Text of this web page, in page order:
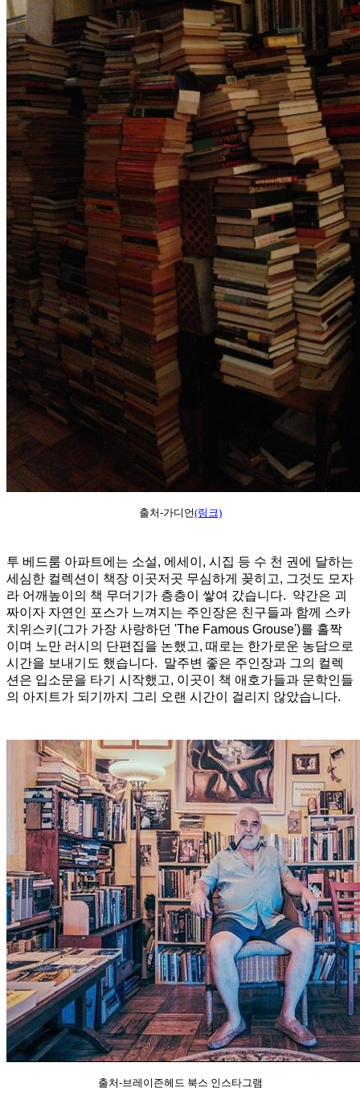
출처-가디언(링크)
투 베드룸 아파트에는 소설, 에세이, 시집 등 수 천 권에 달하는
세심한 컬렉션이 책장 이곳저곳 무심하게 꽂히고, 그것도 모자
라 어깨높이의 책 무더기가 층층이 쌓여 갔습니다. 약간은 괴
짜이자 자연인 포스가 느껴지는 주인장은 친구들과 함께 스카
치위스키(그가 가장 사랑하던 'The Famous Grouse')를 홀짝
이며 노만 러시의 단편집을 논했고, 때로는 한가로운 농담으로
시간을 보내기도 했습니다. 말주변 좋은 주인장과 그의 컬렉
션은 입소문을 타기 시작했고, 이곳이 책 애호가들과 문학인들
의 아지트가 되기까지 그리 오랜 시간이 걸리지 않았습니다.
출처-브레이즌헤드 북스 인스타그램